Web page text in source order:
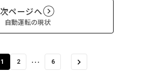
次ページへ
自動運転の現状
1 2 … 6